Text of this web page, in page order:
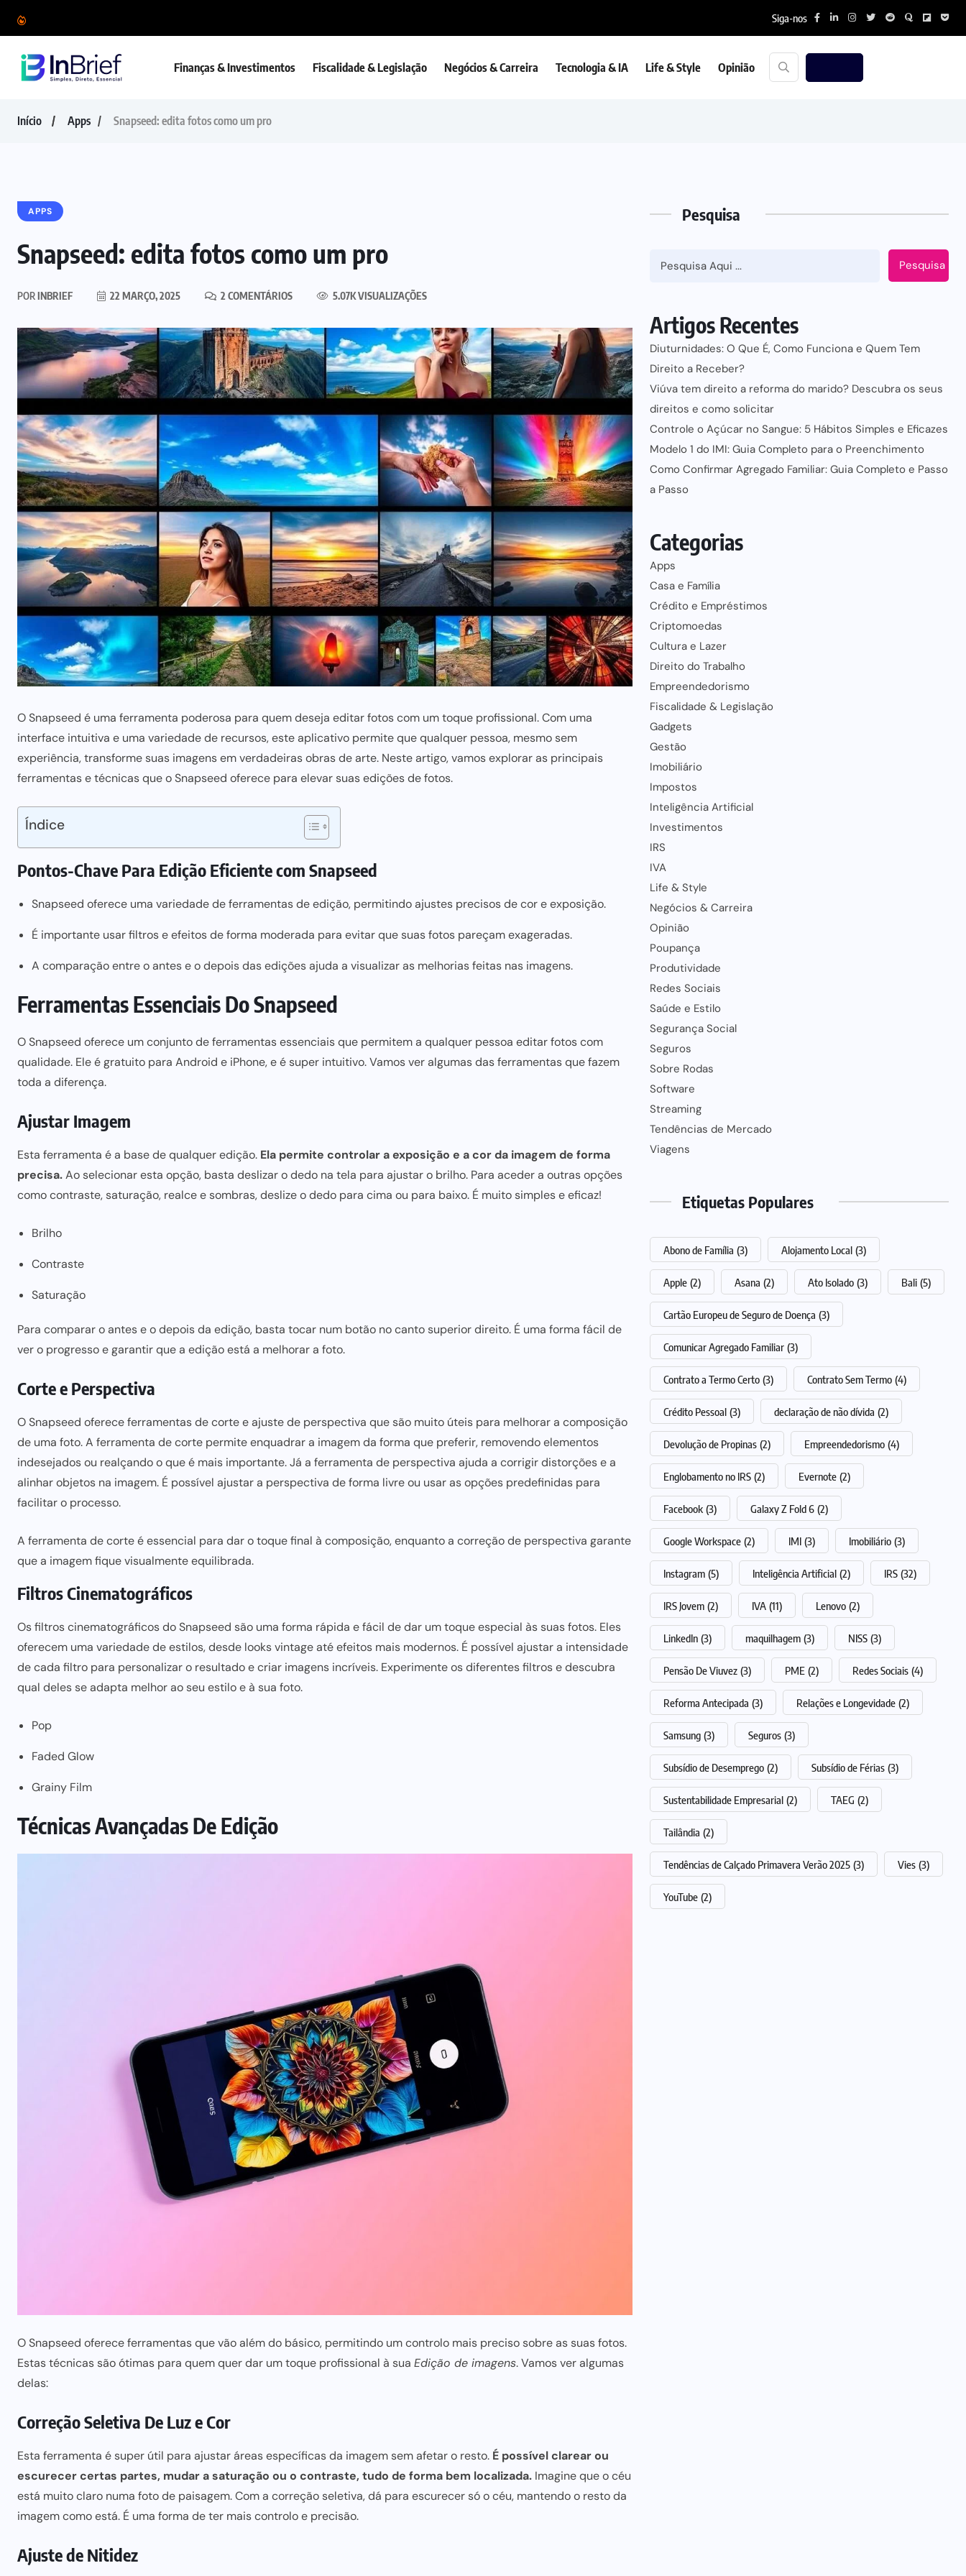
Siga-nos
Finanças & Investimentos Fiscalidade & Legislação Negócios & Carreira Tecnologia & IA Life & Style Opinião
Início Apps Snapseed: edita fotos como um pro
APPS
Snapseed: edita fotos como um pro
PORINBRIEF 22 MARÇO, 2025 2 COMENTÁRIOS 5.07K VISUALIZAÇÕES
O Snapseed é uma ferramenta poderosa para quem deseja editar fotos com um toque profissional. Com uma
interface intuitiva e uma variedade de recursos, este aplicativo permite que qualquer pessoa, mesmo sem
experiência, transforme suas imagens em verdadeiras obras de arte. Neste artigo, vamos explorar as principais
ferramentas e técnicas que o Snapseed oferece para elevar suas edições de fotos.
Índice
Pontos-Chave Para Edição Eficiente com Snapseed
Snapseed oferece uma variedade de ferramentas de edição, permitindo ajustes precisos de cor e exposição.
É importante usar filtros e efeitos de forma moderada para evitar que suas fotos pareçam exageradas.
A comparação entre o antes e o depois das edições ajuda a visualizar as melhorias feitas nas imagens.
Ferramentas Essenciais Do Snapseed
O Snapseed oferece um conjunto de ferramentas essenciais que permitem a qualquer pessoa editar fotos com
qualidade. Ele é gratuito para Android e iPhone, e é super intuitivo. Vamos ver algumas das ferramentas que fazem
toda a diferença.
Ajustar Imagem
Esta ferramenta é a base de qualquer edição. Ela permite controlar a exposição e a cor da imagem de forma
precisa.Ao selecionar esta opção, basta deslizar o dedo na tela para ajustar o brilho. Para aceder a outras opções
como contraste, saturação, realce e sombras, deslize o dedo para cima ou para baixo. É muito simples e eficaz!
Brilho
Contraste
Saturação
Para comparar o antes e o depois da edição, basta tocar num botão no canto superior direito. É uma forma fácil de
ver o progresso e garantir que a edição está a melhorar a foto.
Corte e Perspectiva
O Snapseed oferece ferramentas de corte e ajuste de perspectiva que são muito úteis para melhorar a composição
de uma foto. A ferramenta de corte permite enquadrar a imagem da forma que preferir, removendo elementos
indesejados ou realçando o que é mais importante. Já a ferramenta de perspectiva ajuda a corrigir distorções e a
alinhar objetos na imagem. É possível ajustar a perspectiva de forma livre ou usar as opções predefinidas para
facilitar o processo.
A ferramenta de corte é essencial para dar o toque final à composição, enquanto a correção de perspectiva garante
que a imagem fique visualmente equilibrada.
Filtros Cinematográficos
Os filtros cinematográficos do Snapseed são uma forma rápida e fácil de dar um toque especial às suas fotos. Eles
oferecem uma variedade de estilos, desde looks vintage até efeitos mais modernos. É possível ajustar a intensidade
de cada filtro para personalizar o resultado e criar imagens incríveis. Experimente os diferentes filtros e descubra
qual deles se adapta melhor ao seu estilo e à sua foto.
Pop
Faded Glow
Grainy Film
Técnicas Avançadas De Edição
O Snapseed oferece ferramentas que vão além do básico, permitindo um controlo mais preciso sobre as suas fotos.
Estas técnicas são ótimas para quem quer dar um toque profissional à sua Edição de imagens. Vamos ver algumas
delas:
Correção Seletiva De Luz e Cor
Esta ferramenta é super útil para ajustar áreas específicas da imagem sem afetar o resto. É possível clarear ou
escurecer certas partes, mudar a saturação ou o contraste, tudo de forma bem localizada. Imagine que o céu
está muito claro numa foto de paisagem. Com a correção seletiva, dá para escurecer só o céu, mantendo o resto da
imagem como está. É uma forma de ter mais controlo e precisão.
Ajuste de Nitidez
Pesquisa
Pesquisa
Artigos Recentes
Diuturnidades: O Que É, Como Funciona e Quem Tem
Direito a Receber?
Viúva tem direito a reforma do marido? Descubra os seus
direitos e como solicitar
Controle o Açúcar no Sangue: 5 Hábitos Simples e Eficazes
Modelo 1 do IMI: Guia Completo para o Preenchimento
Como Confirmar Agregado Familiar: Guia Completo e Passo
a Passo
Categorias
Apps
Casa e Família
Crédito e Empréstimos
Criptomoedas
Cultura e Lazer
Direito do Trabalho
Empreendedorismo
Fiscalidade & Legislação
Gadgets
Gestão
Imobiliário
Impostos
Inteligência Artificial
Investimentos
IRS
IVA
Life & Style
Negócios & Carreira
Opinião
Poupança
Produtividade
Redes Sociais
Saúde e Estilo
Segurança Social
Seguros
Sobre Rodas
Software
Streaming
Tendências de Mercado
Viagens
Etiquetas Populares
Abono de Família (3) Alojamento Local (3)
Apple (2) Asana (2) Ato Isolado (3) Bali (5)
Cartão Europeu de Seguro de Doença (3)
Comunicar Agregado Familiar (3)
Contrato a Termo Certo (3) Contrato Sem Termo (4)
Crédito Pessoal (3) declaração de não dívida (2)
Devolução de Propinas (2) Empreendedorismo (4)
Englobamento no IRS (2) Evernote (2)
Facebook (3) Galaxy Z Fold 6 (2)
Google Workspace (2) IMI (3) Imobiliário (3)
Instagram (5) Inteligência Artificial (2) IRS (32)
IRS Jovem (2) IVA (11) Lenovo (2)
LinkedIn (3) maquilhagem (3) NISS (3)
Pensão De Viuvez (3) PME (2) Redes Sociais (4)
Reforma Antecipada (3) Relações e Longevidade (2)
Samsung (3) Seguros (3)
Subsídio de Desemprego (2) Subsídio de Férias (3)
Sustentabilidade Empresarial (2) TAEG (2)
Tailândia (2)
Tendências de Calçado Primavera Verão 2025 (3) Vies (3)
YouTube (2)